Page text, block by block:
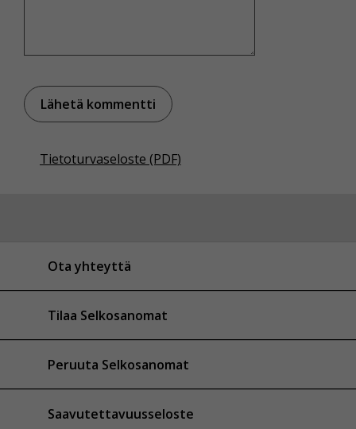
Tietoturvaseloste (PDF)
Ota yhteyttä
Tilaa Selkosanomat
Peruuta Selkosanomat
Saavutettavuusseloste